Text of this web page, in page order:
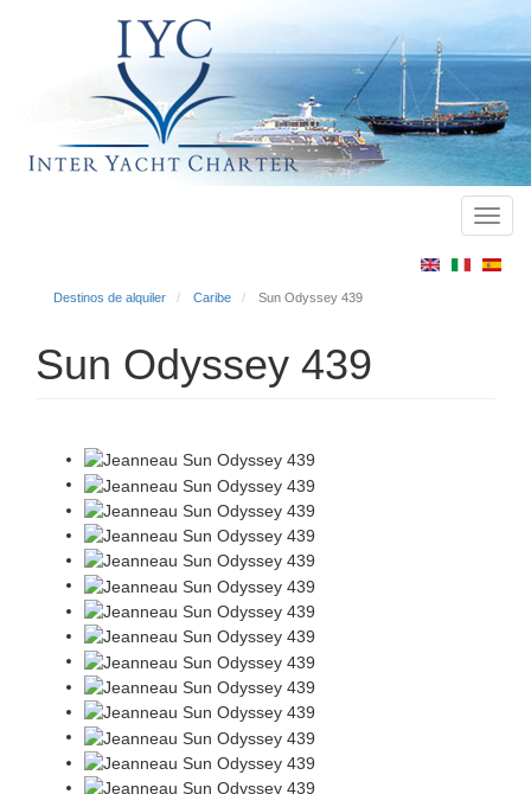
Destinos de alquiler Caribe Sun Odyssey 439
Sun Odyssey 439